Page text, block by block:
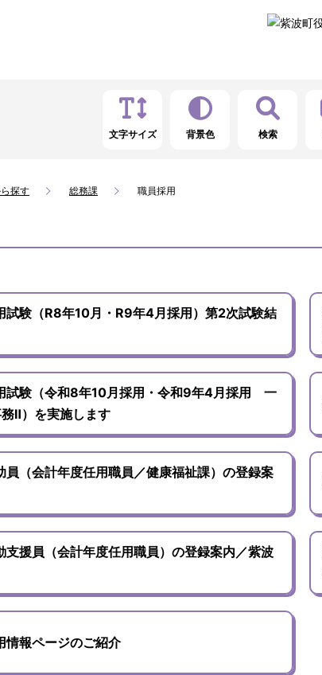
文字サイズ 背景色 検索
探す 総務課 職員採用
試験（R8年10月・R9年4月採用）第2次試験結
試験（令和8年10月採用・令和9年4月採用 一
Ⅱ）を実施します
員（会計年度任用職員／健康福祉課）の登録案
支援員（会計年度任用職員）の登録案内／紫波
情報ページのご紹介